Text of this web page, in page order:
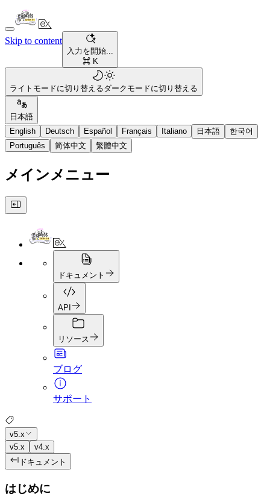
Skip to content
入力を開始...
⌘ K
ライトモードに切り替えるダークモードに切り替える
日本語
English
Deutsch Español Français Italiano 日本語
한국어
Português
简体中文 繁體中文
メインメニュー
ドキュメント
API
リソース
ブログ
サポート
v5.x
v5.x
v4.x
ドキュメント
はじめに